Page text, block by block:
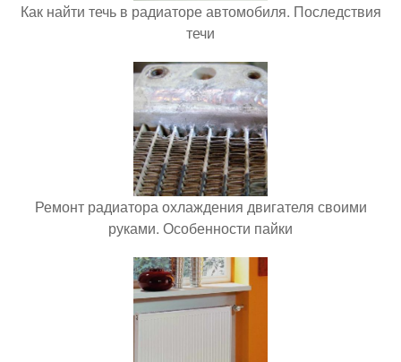
Как найти течь в радиаторе автомобиля. Последствия
течи
Ремонт радиатора охлаждения двигателя своими
руками. Особенности пайки